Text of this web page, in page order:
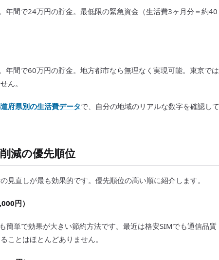
間で24万円の貯金。最低限の緊急資金（生活費3ヶ月分＝約40
間で60万円の貯金。地方都市なら無理なく実現可能。東京では
ん。
府県別の生活費データで、自分の地域のリアルな数字を確認して
減の優先順位
見直しが最も効果的です。優先順位の高い順に紹介します。
円）
簡単で効果が大きい節約方法です。最近は格安SIMでも通信品質
ことはほとんどありません。